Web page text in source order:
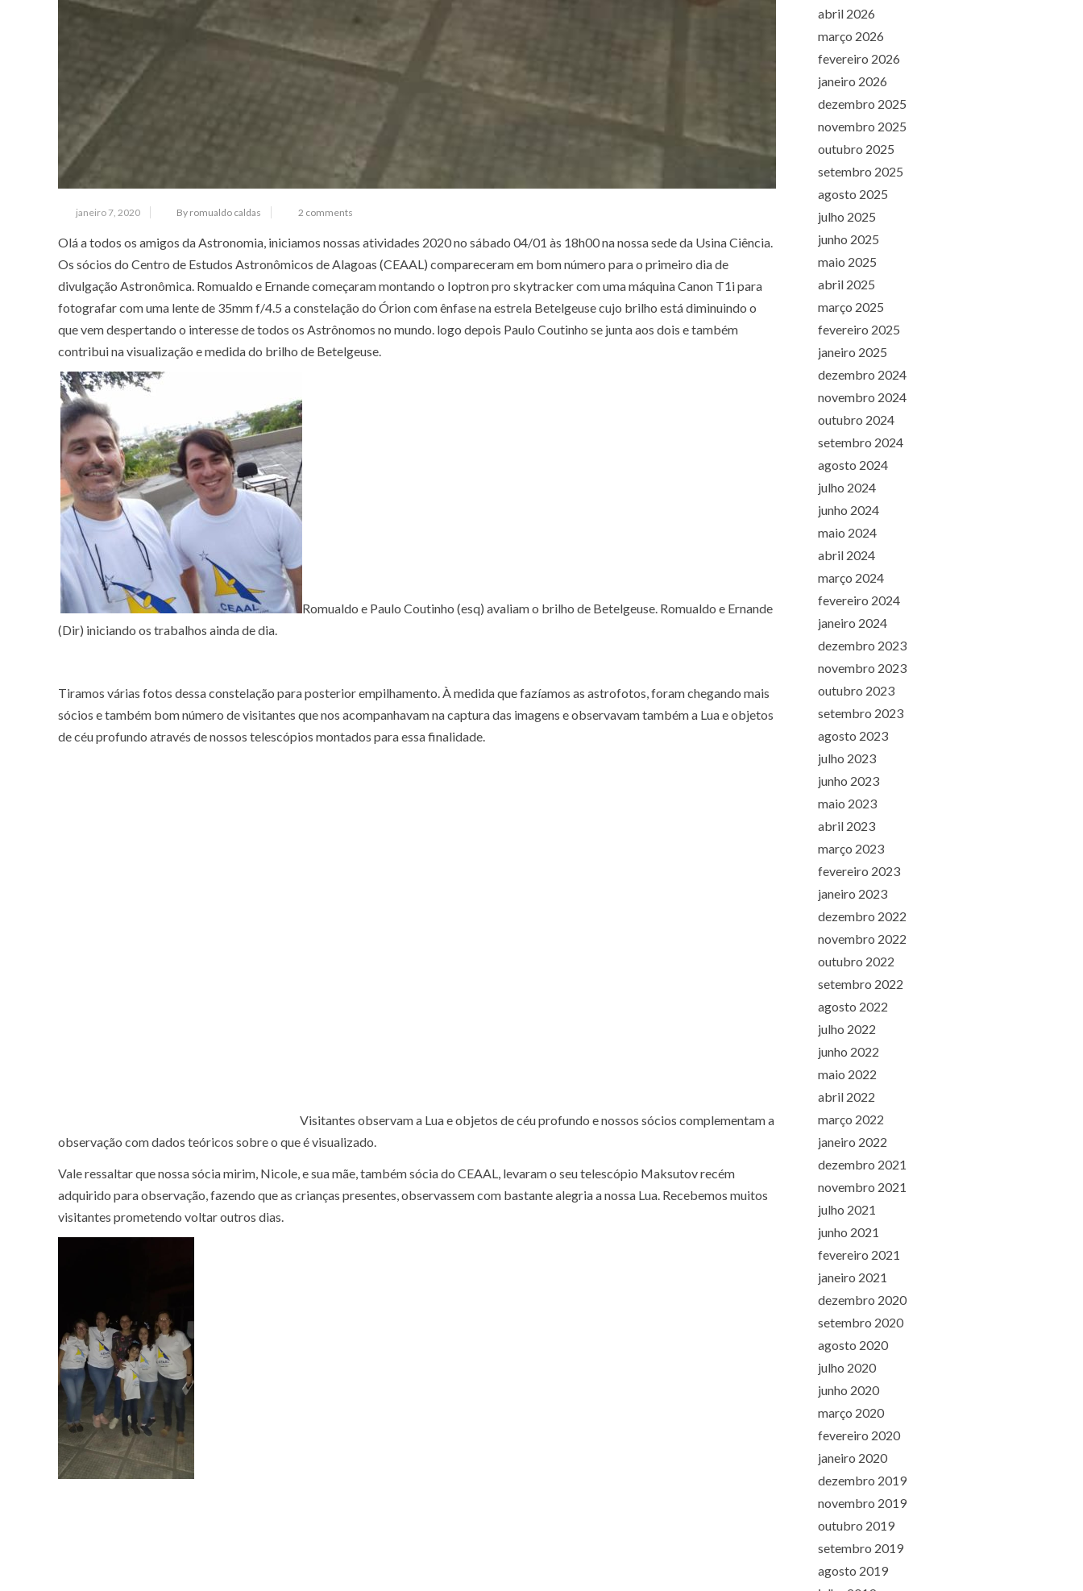
janeiro 7, 2020 By romualdo caldas 2 comments
Olá a todos os amigos da Astronomia, iniciamos nossas atividades 2020 no sábado 04/01 às 18h00 na nossa sede da Usina Ciência.
Os sócios do Centro de Estudos Astronômicos de Alagoas (CEAAL) compareceram em bom número para o primeiro dia de
divulgação Astronômica. Romualdo e Ernande começaram montando o Ioptron pro skytracker com uma máquina Canon T1i para
fotografar com uma lente de 35mm f/4.5 a constelação do Órion com ênfase na estrela Betelgeuse cujo brilho está diminuindo o
que vem despertando o interesse de todos os Astrônomos no mundo. logo depois Paulo Coutinho se junta aos dois e também
contribui na visualização e medida do brilho de Betelgeuse.
Romualdo e Paulo Coutinho (esq) avaliam o brilho de Betelgeuse. Romualdo e Ernande
(Dir) iniciando os trabalhos ainda de dia.
Tiramos várias fotos dessa constelação para posterior empilhamento. À medida que fazíamos as astrofotos, foram chegando mais
sócios e também bom número de visitantes que nos acompanhavam na captura das imagens e observavam também a Lua e objetos
de céu profundo através de nossos telescópios montados para essa finalidade.
Visitantes observam a Lua e objetos de céu profundo e nossos sócios complementam a
observação com dados teóricos sobre o que é visualizado.
Vale ressaltar que nossa sócia mirim, Nicole, e sua mãe, também sócia do CEAAL, levaram o seu telescópio Maksutov recém
adquirido para observação, fazendo que as crianças presentes, observassem com bastante alegria a nossa Lua. Recebemos muitos
visitantes prometendo voltar outros dias.
abril 2026
março 2026
fevereiro 2026
janeiro 2026
dezembro 2025
novembro 2025
outubro 2025
setembro 2025
agosto 2025
julho 2025
junho 2025
maio 2025
abril 2025
março 2025
fevereiro 2025
janeiro 2025
dezembro 2024
novembro 2024
outubro 2024
setembro 2024
agosto 2024
julho 2024
junho 2024
maio 2024
abril 2024
março 2024
fevereiro 2024
janeiro 2024
dezembro 2023
novembro 2023
outubro 2023
setembro 2023
agosto 2023
julho 2023
junho 2023
maio 2023
abril 2023
março 2023
fevereiro 2023
janeiro 2023
dezembro 2022
novembro 2022
outubro 2022
setembro 2022
agosto 2022
julho 2022
junho 2022
maio 2022
abril 2022
março 2022
janeiro 2022
dezembro 2021
novembro 2021
julho 2021
junho 2021
fevereiro 2021
janeiro 2021
dezembro 2020
setembro 2020
agosto 2020
julho 2020
junho 2020
março 2020
fevereiro 2020
janeiro 2020
dezembro 2019
novembro 2019
outubro 2019
setembro 2019
agosto 2019